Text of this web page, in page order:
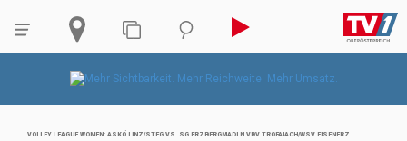
VOLLEY LEAGUE WOMEN: ASKÖ LINZ/STEG VS. SG ERZBERGMADLN VBV TROFAIACH/WSV EISENERZ